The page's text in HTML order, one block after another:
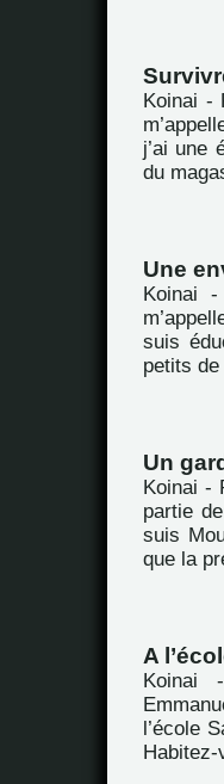
Koinai -
j’ai une
du
Une
Koinai
suis
petits
Un
Koinai -
partie
suis
que la
A
Koinai
l’école